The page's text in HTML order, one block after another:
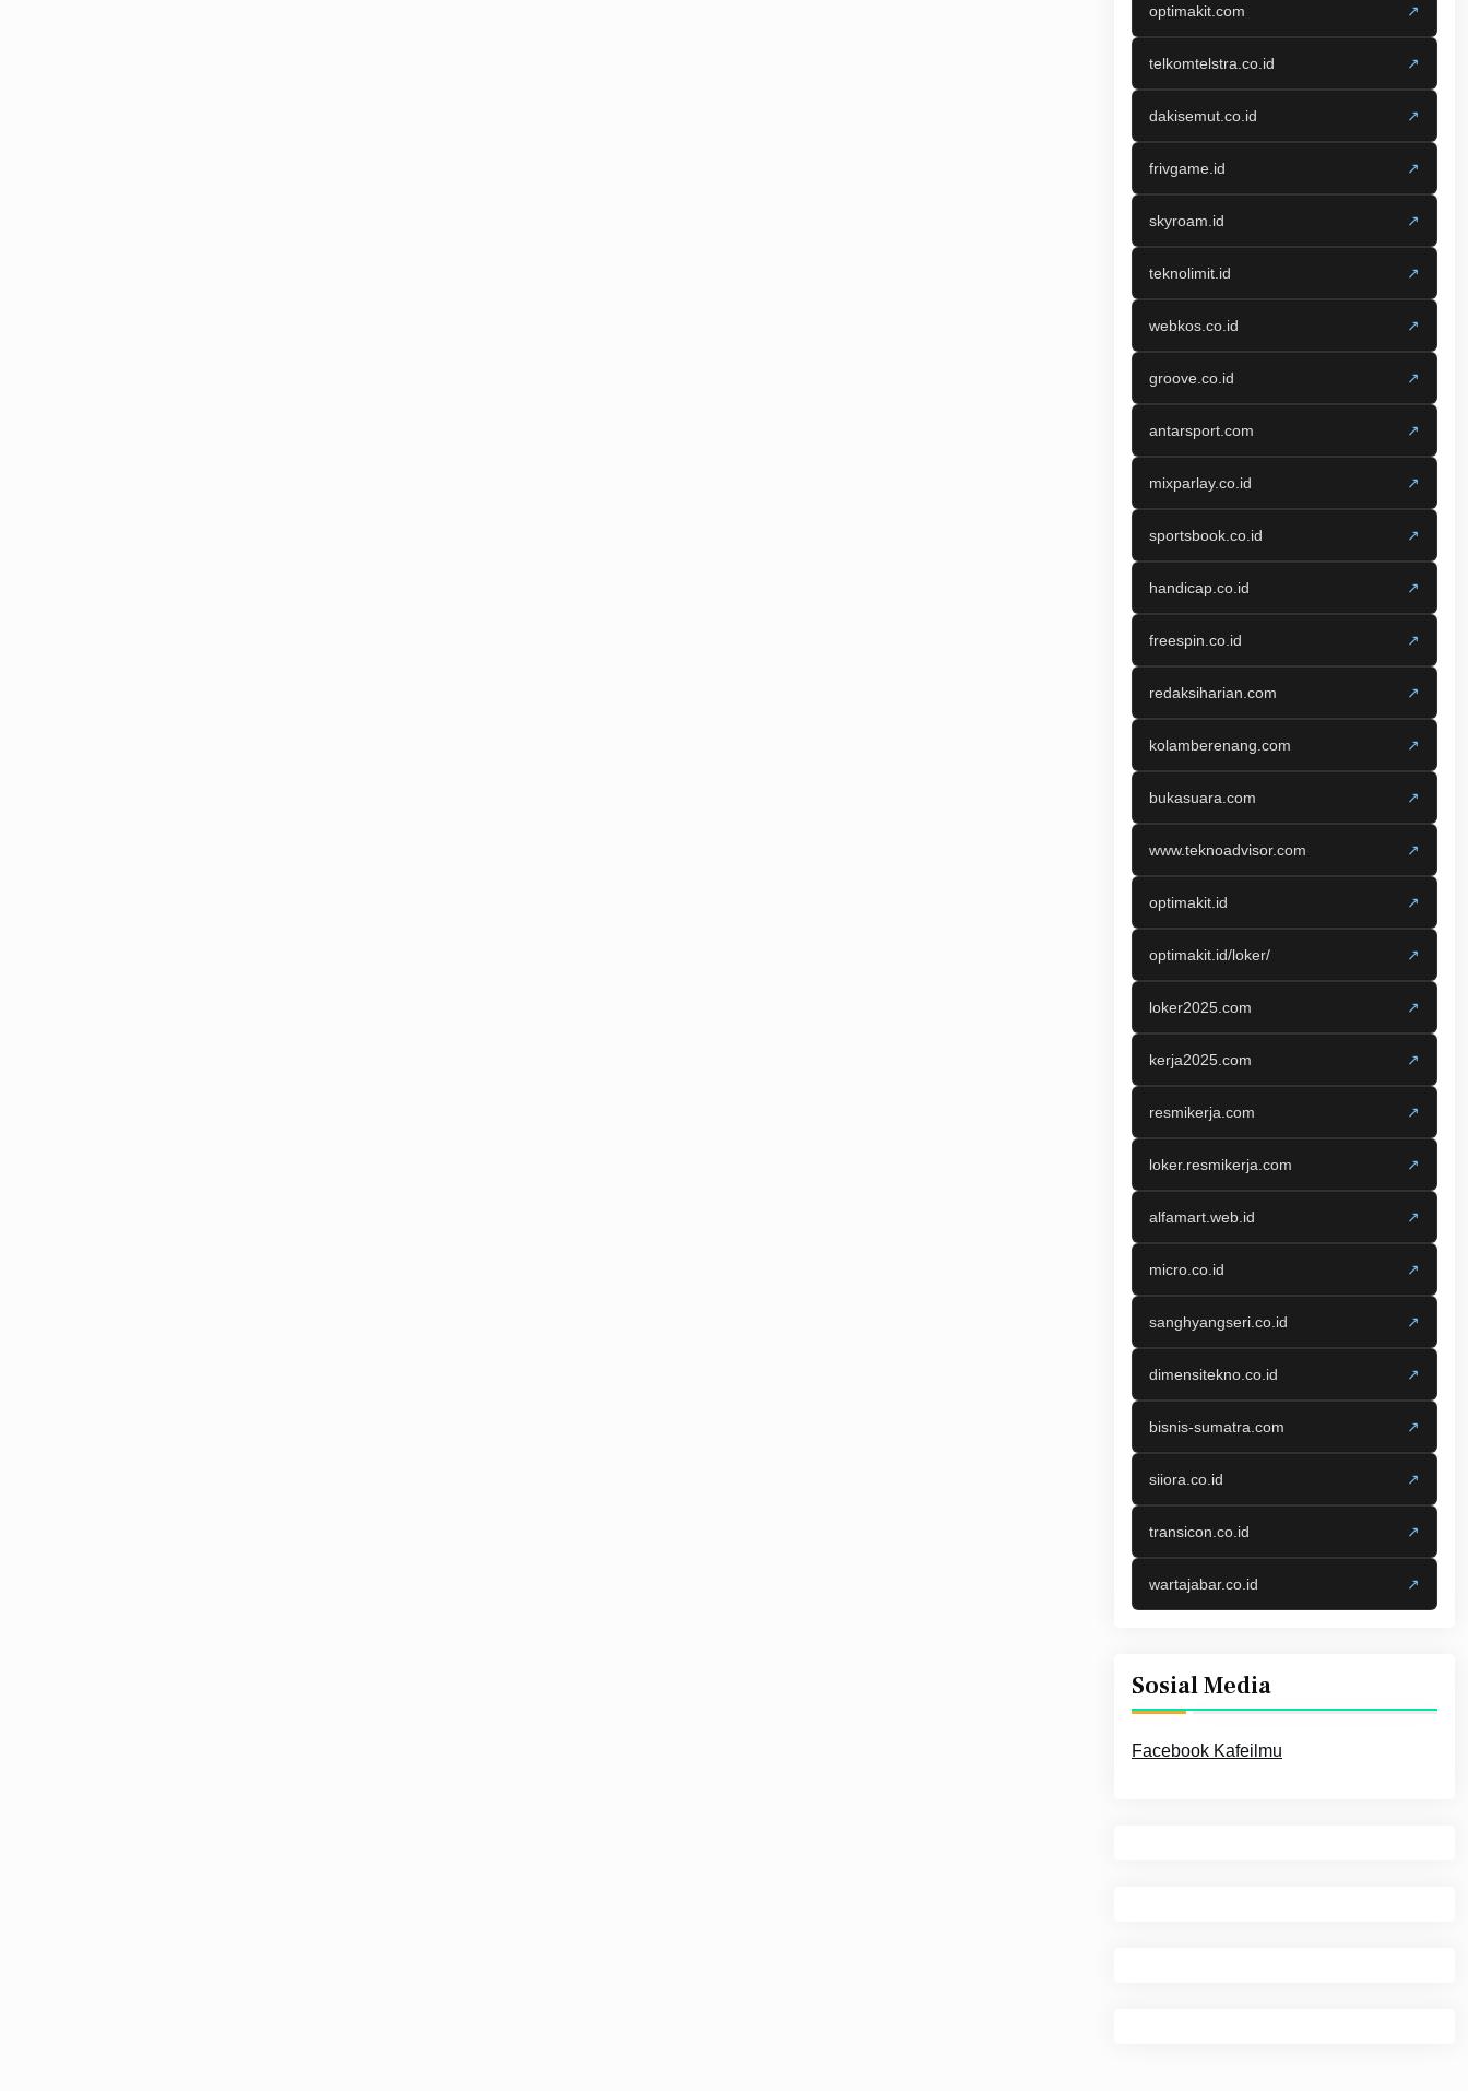
optimakit.com ↗
telkomtelstra.co.id ↗
dakisemut.co.id ↗
frivgame.id ↗
skyroam.id ↗
teknolimit.id ↗
webkos.co.id ↗
groove.co.id ↗
antarsport.com ↗
mixparlay.co.id ↗
sportsbook.co.id ↗
handicap.co.id ↗
freespin.co.id ↗
redaksiharian.com ↗
kolamberenang.com ↗
bukasuara.com ↗
www.teknoadvisor.com ↗
optimakit.id ↗
optimakit.id/loker/ ↗
loker2025.com ↗
kerja2025.com ↗
resmikerja.com ↗
loker.resmikerja.com ↗
alfamart.web.id ↗
micro.co.id ↗
sanghyangseri.co.id ↗
dimensitekno.co.id ↗
bisnis-sumatra.com ↗
siiora.co.id ↗
transicon.co.id ↗
wartajabar.co.id ↗
Sosial Media
Facebook Kafeilmu